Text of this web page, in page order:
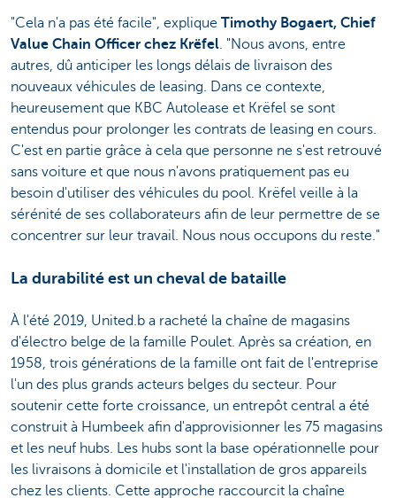
"Cela n'a pas été facile", explique Timothy Bogaert, Chief
Value Chain Officer chez Krëfel. "Nous avons, entre
autres, dû anticiper les longs délais de livraison des
nouveaux véhicules de leasing. Dans ce contexte,
heureusement que KBC Autolease et Krëfel se sont
entendus pour prolonger les contrats de leasing en cours.
C'est en partie grâce à cela que personne ne s'est retrouvé
sans voiture et que nous n'avons pratiquement pas eu
besoin d'utiliser des véhicules du pool. Krëfel veille à la
sérénité de ses collaborateurs afin de leur permettre de se
concentrer sur leur travail. Nous nous occupons du reste."
La durabilité est un cheval de bataille
À l'été 2019, United.b a racheté la chaîne de magasins
d'électro belge de la famille Poulet. Après sa création, en
1958, trois générations de la famille ont fait de l'entreprise
l'un des plus grands acteurs belges du secteur. Pour
soutenir cette forte croissance, un entrepôt central a été
construit à Humbeek afin d'approvisionner les 75 magasins
et les neuf hubs. Les hubs sont la base opérationnelle pour
les livraisons à domicile et l'installation de gros appareils
chez les clients. Cette approche raccourcit la chaîne